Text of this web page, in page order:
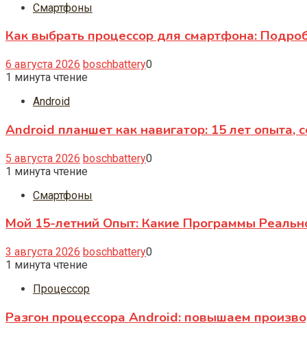
Смартфоны
Как выбрать процессор для смартфона:
6 августа 2026 boschbattery0
1 минута чтение
Android
Android планшет как навигатор: 15 лет опыта,
5 августа 2026 boschbattery0
1 минута чтение
Смартфоны
Мой 15-летний Опыт: Какие Программы
3 августа 2026 boschbattery0
1 минута чтение
Процессор
Разгон процессора Android: повышаем